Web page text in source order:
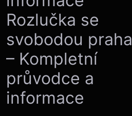
Rozlučka se
svobodou praha
– Kompletní
průvodce a
informace